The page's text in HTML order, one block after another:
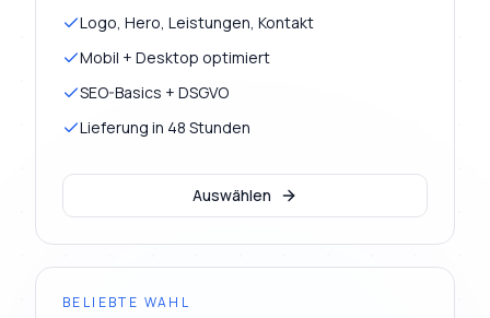
Logo, Hero, Leistungen, Kontakt
Mobil + Desktop optimiert
SEO-Basics + DSGVO
Lieferung in 48 Stunden
Auswählen
BELIEBTE WAHL